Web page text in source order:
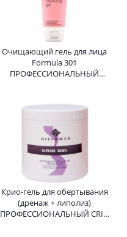
Очищающий гель для лица
Formula 301
ПРОФЕССИОНАЛЬНЫЙ
Крио-гель для обертывания
(дренаж + липолиз)
ПРОФЕССИОНАЛЬНЫЙ CRIO